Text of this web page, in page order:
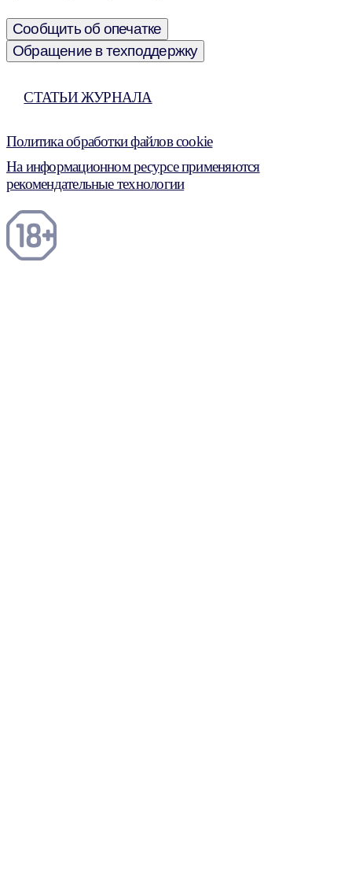
Сообщить об опечатке
Обращение в техподдержку
СТАТЬИ ЖУРНАЛА
Политика обработки файлов cookie
На информационном ресурсе применяются
рекомендательные технологии